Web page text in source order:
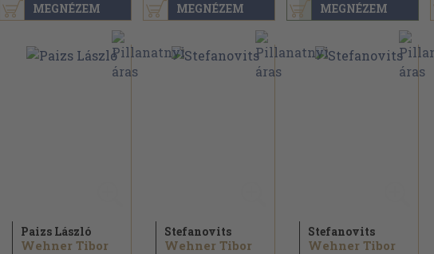
MEGNÉZEM MEGNÉZEM MEGNÉZEM
Paizs László
Wehner Tibor
Stefanovits
Wehner Tibor
Stefanovits
Wehner Tibor